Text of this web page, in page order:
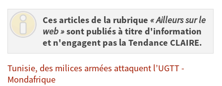
Ces articles de la rubrique « Ailleurs sur le
web »sont publiés à titre d'information
et n'engagent pas la Tendance CLAIRE.
Tunisie, des milices armées attaquent l’UGTT -
Mondafrique